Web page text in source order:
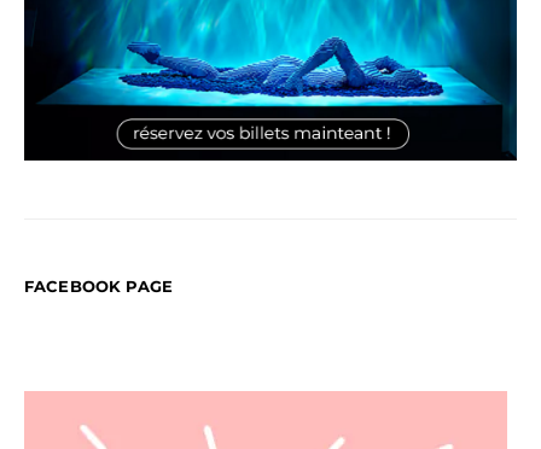
FACEBOOK PAGE